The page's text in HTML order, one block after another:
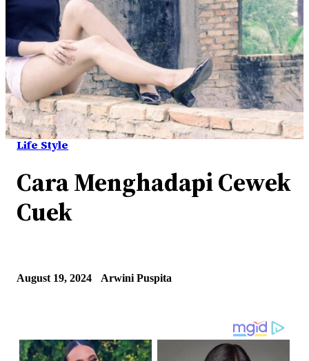
Life Style
Cara Menghadapi Cewek
Cuek
August 19, 2024 Arwini Puspita